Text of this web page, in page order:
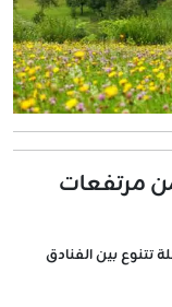
مرتفعات
تتنوع بين الفنادق